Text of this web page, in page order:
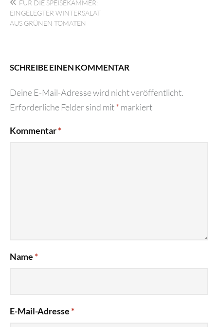
FÜR DIE SPEISEKAMMER:
EINGELEGTER WINTERSALAT
AUS GRÜNEN TOMATEN
SCHREIBE EINEN KOMMENTAR
Deine E-Mail-Adresse wird nicht veröffentlicht.
Erforderliche Felder sind mit* markiert
Kommentar*
Name *
E-Mail-Adresse *